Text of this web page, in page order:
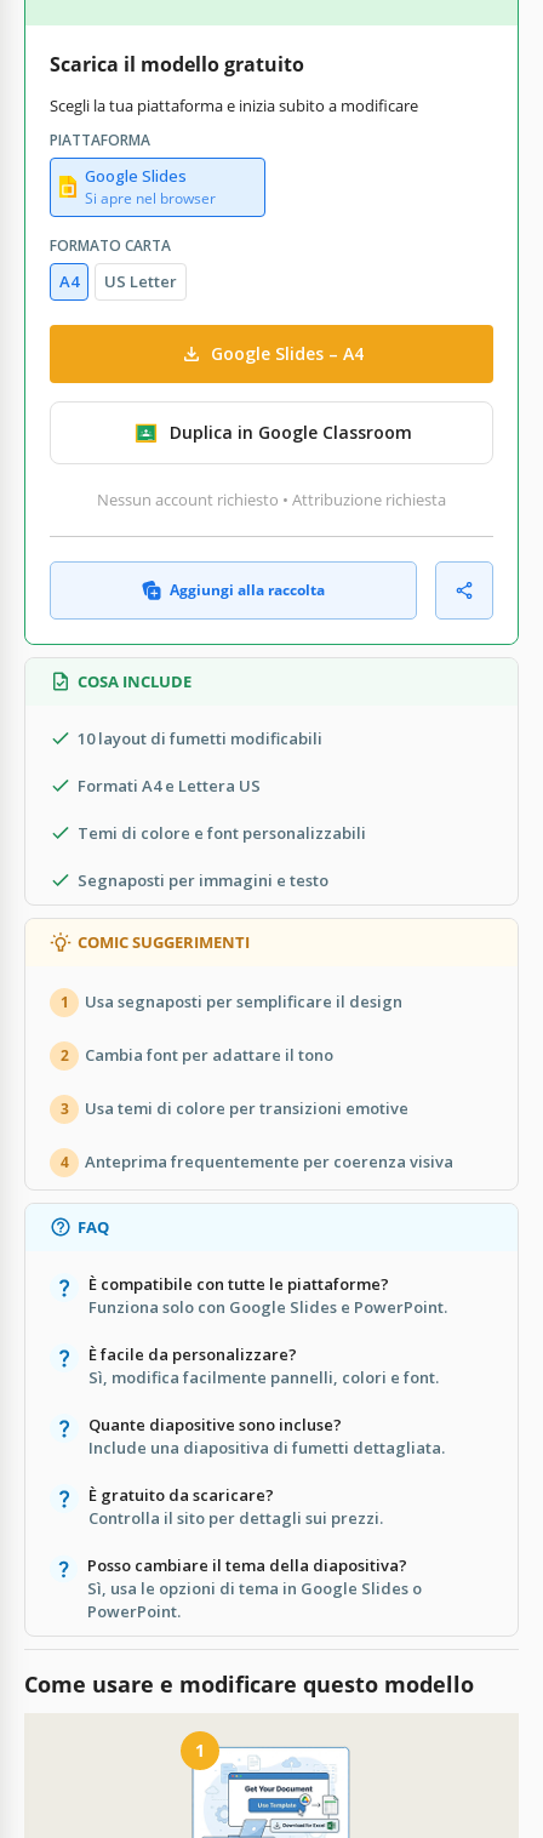
Scarica il modello gratuito
Scegli la tua piattaforma e inizia subito a modificare
PIATTAFORMA
Google Slides
Si apre nel browser
FORMATO CARTA
A4 US Letter
Google Slides – A4
Duplica in Google Classroom
Nessun account richiesto • Attribuzione richiesta
Aggiungi alla raccolta
COSA INCLUDE
10 layout di fumetti modificabili
Formati A4 e Lettera US
Temi di colore e font personalizzabili
Segnaposti per immagini e testo
COMIC SUGGERIMENTI
1 Usa segnaposti per semplificare il design
2 Cambia font per adattare il tono
3 Usa temi di colore per transizioni emotive
4 Anteprima frequentemente per coerenza visiva
FAQ
È compatibile con tutte le piattaforme?
Funziona solo con Google Slides e PowerPoint.
È facile da personalizzare?
Sì, modifica facilmente pannelli, colori e font.
Quante diapositive sono incluse?
Include una diapositiva di fumetti dettagliata.
È gratuito da scaricare?
Controlla il sito per dettagli sui prezzi.
Posso cambiare il tema della diapositiva?
Sì, usa le opzioni di tema in Google Slides o
PowerPoint.
Come usare e modificare questo modello
1